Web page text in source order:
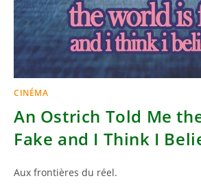
CINÉMA
An Ostrich Told Me
Fake and I Think I
Aux frontières du réel.